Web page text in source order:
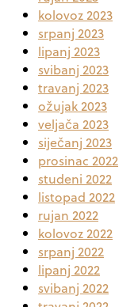
kolovoz 2023
srpanj 2023
lipanj 2023
svibanj 2023
travanj 2023
ožujak 2023
veljača 2023
siječanj 2023
prosinac 2022
studeni 2022
listopad 2022
rujan 2022
kolovoz 2022
srpanj 2022
lipanj 2022
svibanj 2022